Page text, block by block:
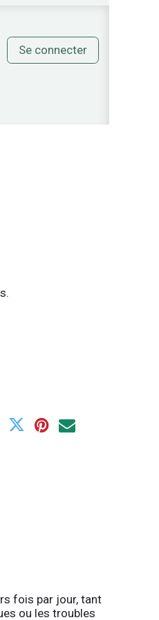
Se connecter
fois par jour, tant
ou les troubles